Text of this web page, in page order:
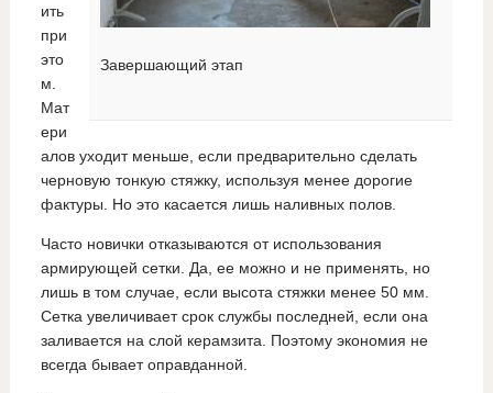
Завершающий этап
ить
при
это
м.
Мат
ери
алов уходит меньше, если предварительно сделать
черновую тонкую стяжку, используя менее дорогие
фактуры. Но это касается лишь наливных полов.
Часто новички отказываются от использования
армирующей сетки. Да, ее можно и не применять, но
лишь в том случае, если высота стяжки менее 50 мм.
Сетка увеличивает срок службы последней, если она
заливается на слой керамзита. Поэтому экономия не
всегда бывает оправданной.